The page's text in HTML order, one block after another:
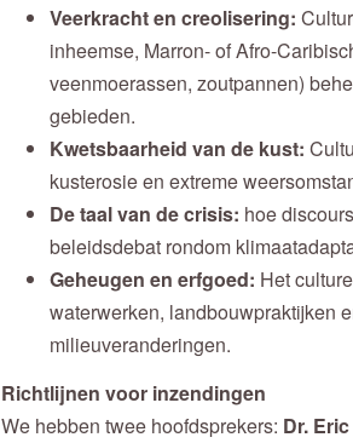
Veerkracht en creolisering:
inheemse, Marron- of Afro-
veenmoerassen, zoutpannen)
gebieden.
Kwetsbaarheid van de kust:
kusterosie en extreme
De taal van de crisis: hoe
beleidsdebat rondom
Geheugen en erfgoed: Het
waterwerken, landbouwpraktijken
milieuveranderingen.
Richtlijnen voor inzendingen
We hebben twee hoofdsprekers: Dr.